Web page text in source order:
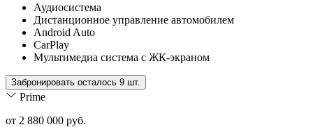
Аудиосистема
Дистанционное управление автомобилем
Android Auto
CarPlay
Мультимедиа система с ЖК-экраном
Забронировать осталось 9 шт.
Prime
от 2 880 000 руб.